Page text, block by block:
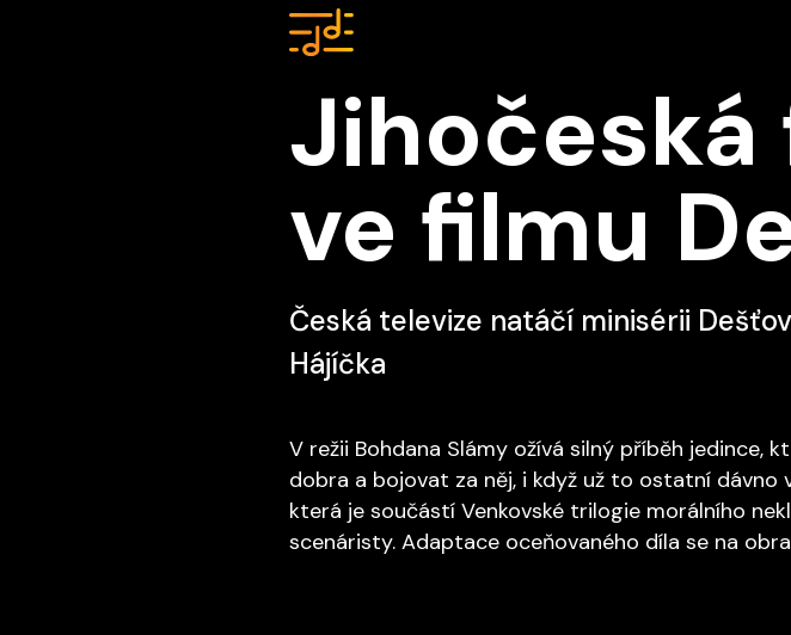
ve filmu
Česká televize natáčí minisérii
Hájíčka
V režii Bohdana Slámy ožívá silný příběh
dobra a bojovat za něj, i když už to ostatní dávno
která je součástí Venkovské trilogie morálního
scenáristy. Adaptace oceňovaného díla se na